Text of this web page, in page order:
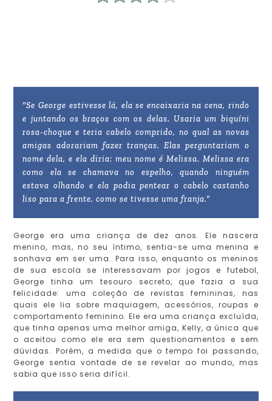
"Se George estivesse lá, ela se encaixaria na cena, rindo
e juntando os braços com os delas. Usaria um biquíni
rosa-choque e teria cabelo comprido, no qual as novas
amigas adorariam fazer tranças. Elas perguntariam o
nome dela, e ela diria: meu nome é Melissa. Melissa era
como ela se chamava no espelho, quando ninguém
estava olhando e ela podia pentear o cabelo castanho
liso para a frente, como se tivesse uma franja."
George era uma criança de dez anos. Ele nascera
menino, mas, no seu íntimo, sentia-se uma menina e
sonhava em ser uma. Para isso, enquanto os meninos
de sua escola se interessavam por jogos e futebol,
George tinha um tesouro secreto, que fazia a sua
felicidade: uma coleção de revistas femininas, nas
quais ele lia sobre maquiagem, acessórios, roupas e
comportamento feminino. Ele era uma criança excluída,
que tinha apenas uma melhor amiga, Kelly, a única que
o aceitou como ele era sem questionamentos e sem
dúvidas. Porém, a medida que o tempo foi passando,
George sentia vontade de se revelar ao mundo, mas
sabia que isso seria difícil.